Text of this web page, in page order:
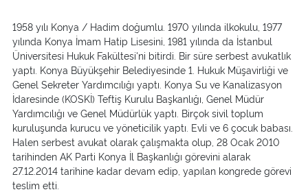
1958 yılı Konya / Hadim doğumlu. 1970 yılında ilkokulu, 1977
yılında Konya İmam Hatip Lisesini, 1981 yılında da İstanbul
Üniversitesi Hukuk Fakültesi'ni bitirdi. Bir süre serbest avukatlık
yaptı. Konya Büyükşehir Belediyesinde 1. Hukuk Müşavirliği ve
Genel Sekreter Yardımcılığı yaptı. Konya Su ve Kanalizasyon
İdaresinde (KOSKİ) Teftiş Kurulu Başkanlığı, Genel Müdür
Yardımcılığı ve Genel Müdürlük yaptı. Birçok sivil toplum
kuruluşunda kurucu ve yöneticilik yaptı. Evli ve 6 çocuk babası.
Halen serbest avukat olarak çalışmakta olup, 28 Ocak 2010
tarihinden AK Parti Konya İl Başkanlığı görevini alarak
27.12.2014 tarihine kadar devam edip, yapılan kongrede görevi
teslim etti.